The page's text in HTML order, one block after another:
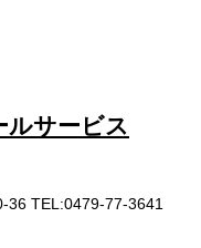
36 TEL:0479-77-3641